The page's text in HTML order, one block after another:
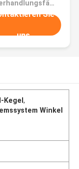
Preis：Verhandlungsfähig
Sie
uns
Kegel,
Winkel